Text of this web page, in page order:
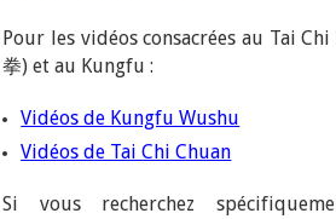
Pour les vidéos consacrées au Tai
拳) et au Kungfu :
Vidéos de Kungfu Wushu
Vidéos de Tai Chi Chuan
Si vous recherchez